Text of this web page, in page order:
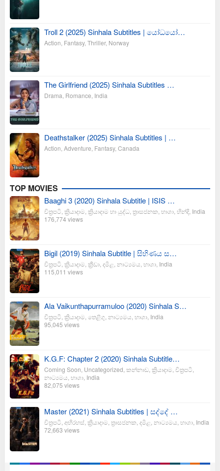
Troll 2 (2025) Sinhala Subtitles | යෝධයෝ…
Action Fantasy, Thriller, Norway
The Girlfriend (2025) Sinhala Subtitles …
Drama Romance India
Deathstalker (2025) Sinhala Subtitles | …
Action Adventure Fantasy, Canada
TOP MOVIES
Baaghi 3 (2020) Sinhala Subtitle | ISIS …
චිත්‍රපටි ක්‍රියාදාම ක්‍රියාදාම හා යුද්ධ ත්‍රාසජනක භාශා හින්දි India
176,774 views
Bigil (2019) Sinhala Subtitle | සිහිණය ස…
චිත්‍රපටි ක්‍රියාදාම ක්‍රීඩා දමිළ නාට්‍යමය භාශා India
115,011 views
Ala Vaikunthapurramuloo (2020) Sinhala S…
චිත්‍රපටි ක්‍රියාදාම තෙළිගු නාට්‍යමය භාශා India
95,045 views
K.G.F: Chapter 2 (2020) Sinhala Subtitle…
Coming Soon Uncategorized කන්නාඩ ක්‍රියාදාම චිත්‍රපටි
නාට්‍යමය භාශා India
82,075 views
Master (2021) Sinhala Subtitles | සද්දේ …
චිත්‍රපටි අභිරහස් ක්‍රියාදාම ත්‍රාසජනක දමිළ නාට්‍යමය භාශා India
72,663 views